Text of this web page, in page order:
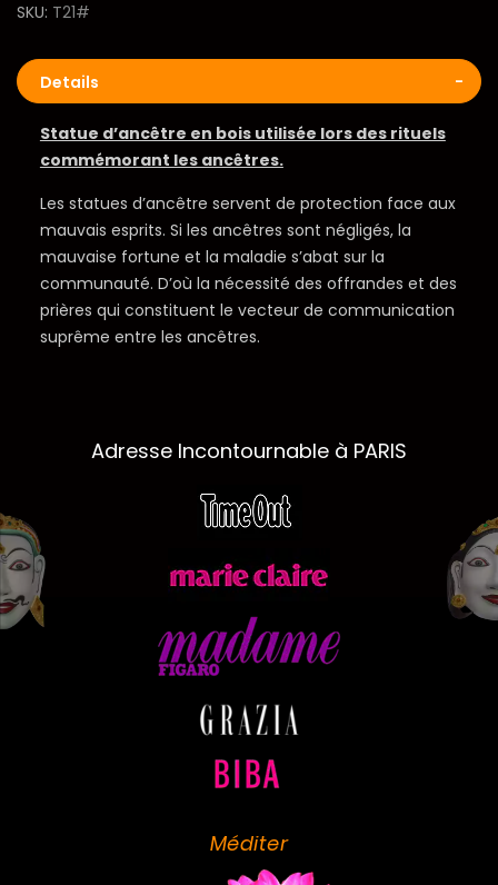
SKU T21#
Details
Statue d’ancêtre en bois utilisée lors des rituels
commémorant les ancêtres.
Les statues d’ancêtre servent de protection face aux
mauvais esprits. Si les ancêtres sont négligés, la
mauvaise fortune et la maladie s’abat sur la
communauté. D’où la nécessité des offrandes et des
prières qui constituent le vecteur de communication
suprême entre les ancêtres.
Adresse Incontournable à PARIS
Méditer